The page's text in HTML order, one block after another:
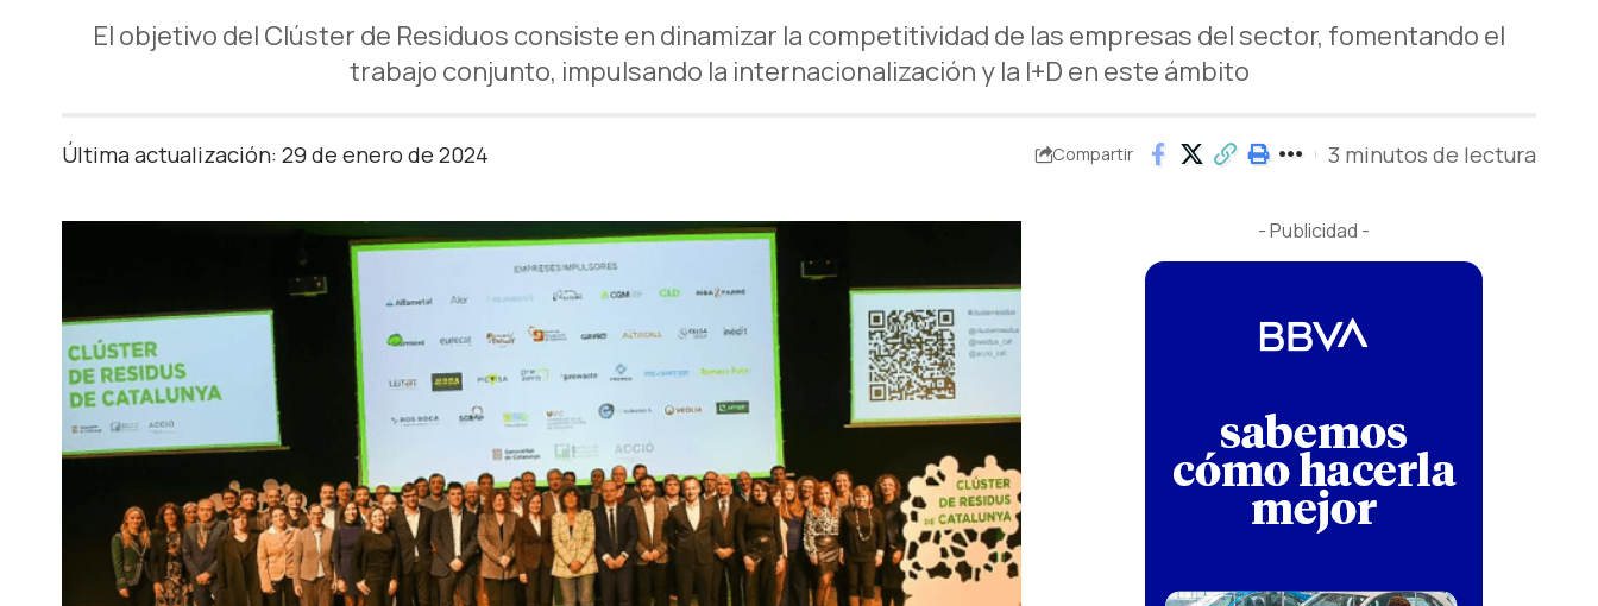
El objetivo del Clúster de Residuos consiste en dinamizar la competitividad de las empresas del sector, fomentando el
trabajo conjunto, impulsando la internacionalización y la I+D en este ámbito
Última actualización: 29 de enero de 2024 Compartir 3 minutos de lectura
- Publicidad -